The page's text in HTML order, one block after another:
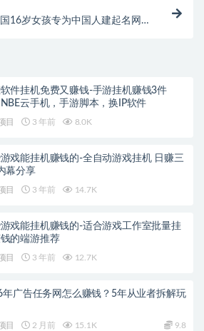
16岁女孩专为中国人建起名网
件挂机免费又赚钱-手游挂机赚钱3件
云手机，手游脚本，换IP软件
目 3 年前 8.0K
戏能挂机赚钱的-全自动游戏挂机 日赚三
幕分享
目 3 年前 14.7K
戏能挂机赚钱的-适合游戏工作室批量挂
的端游推荐
目 3 年前 12.7K
年广告任务网怎么赚钱？5年从业者拆解玩
目 2 月前 15.1K 9.8